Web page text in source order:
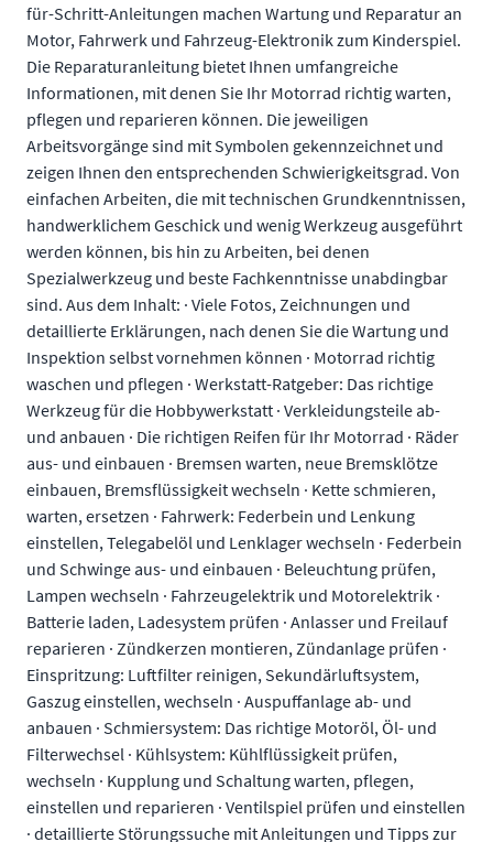
für-Schritt-Anleitungen machen Wartung und Reparatur an
Motor, Fahrwerk und Fahrzeug-Elektronik zum Kinderspiel.
Die Reparaturanleitung bietet Ihnen umfangreiche
Informationen, mit denen Sie Ihr Motorrad richtig warten,
pflegen und reparieren können. Die jeweiligen
Arbeitsvorgänge sind mit Symbolen gekennzeichnet und
zeigen Ihnen den entsprechenden Schwierigkeitsgrad. Von
einfachen Arbeiten, die mit technischen Grundkenntnissen,
handwerklichem Geschick und wenig Werkzeug ausgeführt
werden können, bis hin zu Arbeiten, bei denen
Spezialwerkzeug und beste Fachkenntnisse unabdingbar
sind. Aus dem Inhalt: · Viele Fotos, Zeichnungen und
detaillierte Erklärungen, nach denen Sie die Wartung und
Inspektion selbst vornehmen können · Motorrad richtig
waschen und pflegen · Werkstatt-Ratgeber: Das richtige
Werkzeug für die Hobbywerkstatt · Verkleidungsteile ab-
und anbauen · Die richtigen Reifen für Ihr Motorrad · Räder
aus- und einbauen · Bremsen warten, neue Bremsklötze
einbauen, Bremsflüssigkeit wechseln · Kette schmieren,
warten, ersetzen · Fahrwerk: Federbein und Lenkung
einstellen, Telegabelöl und Lenklager wechseln · Federbein
und Schwinge aus- und einbauen · Beleuchtung prüfen,
Lampen wechseln · Fahrzeugelektrik und Motorelektrik ·
Batterie laden, Ladesystem prüfen · Anlasser und Freilauf
reparieren · Zündkerzen montieren, Zündanlage prüfen ·
Einspritzung: Luftfilter reinigen, Sekundärluftsystem,
Gaszug einstellen, wechseln · Auspuffanlage ab- und
anbauen · Schmiersystem: Das richtige Motoröl, Öl- und
Filterwechsel · Kühlsystem: Kühlflüssigkeit prüfen,
wechseln · Kupplung und Schaltung warten, pflegen,
einstellen und reparieren · Ventilspiel prüfen und einstellen
· detaillierte Störungssuche mit Anleitungen und Tipps zur